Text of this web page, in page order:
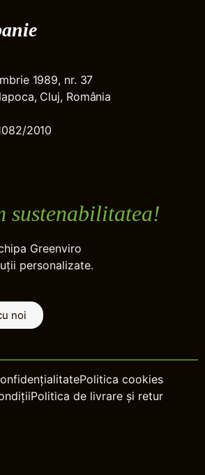
1989, nr. 37
Cluj, România
2010
sustenabilitatea!
Greenviro
personalizate.
noi
Politica cookies
Politica de livrare și retur